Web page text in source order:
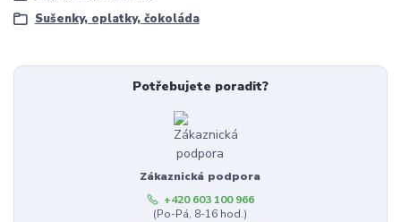
Sušenky, oplatky, čokoláda
Potřebujete poradit?
Zákaznická podpora
+420 603 100 966
(Po-Pá, 8-16 hod.)